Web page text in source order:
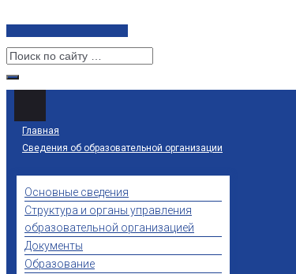
Главная
Сведения об образовательной организации
Основные сведения
Структура и органы управления
образовательной организацией
Документы
Образование